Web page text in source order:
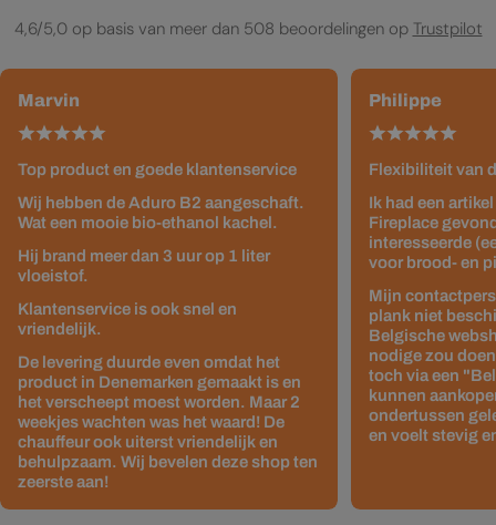
4,6/5,0 op basis van meer dan 508 beoordelingen op Trustpilot
Marvin
Top product en goede klantenservice
Wij hebben de Aduro B2 aangeschaft.
Wat een mooie bio-ethanol kachel.
Hij brand meer dan 3 uur op 1 liter
vloeistof.
Klantenservice is ook snel en
vriendelijk.
De levering duurde even omdat het
product in Denemarken gemaakt is en
het verscheept moest worden. Maar 2
weekjes wachten was het waard! De
chauffeur ook uiterst vriendelijk en
behulpzaam. Wij bevelen deze shop ten
zeerste aan!
Philippe
Flexibiliteit van
Ik had een
Fireplace
interesseerde
voor brood- en
Mijn
plank niet
Belgische
nodige zou
toch via een
kunnen
ondertussen
en voelt stevig